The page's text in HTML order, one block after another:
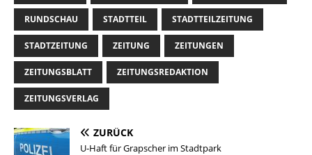
RUNDSCHAU STADTTEIL STADTTEILZEITUNG
STADTZEITUNG ZEITUNG ZEITUNGEN
ZEITUNGSBLATT ZEITUNGSREDAKTION
ZEITUNGSVERLAG
ZURÜCK
U-Haft für Grapscher im Stadtpark